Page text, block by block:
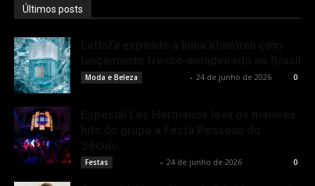
Últimos posts
Moda e Beleza - 24 de junho de 2026 0
Festas - 24 de junho de 2026 0